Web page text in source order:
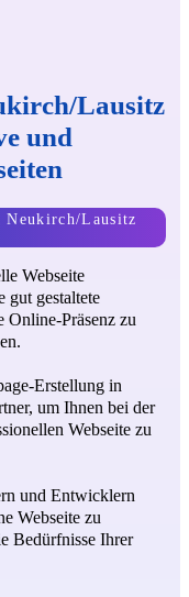
Lausitz
und
Lausitz
Webseite
gut gestaltete
Online-Präsenz zu
Erstellung in
um Ihnen bei der
Webseite zu
und Entwicklern
Webseite zu
Bedürfnisse Ihrer